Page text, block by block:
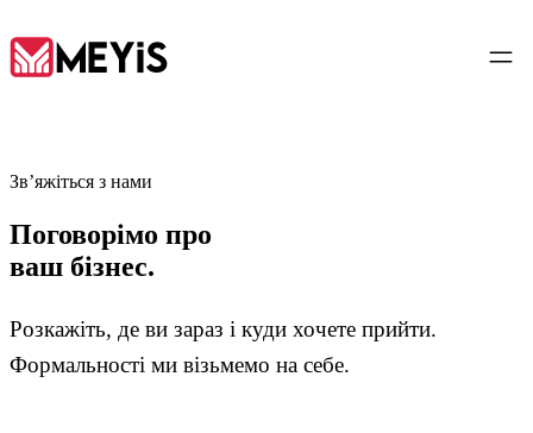
01Головна
Про нас
Зв’яжіться з нами
Поговорімо про
ваш бізнес.
Розкажіть, де ви зараз і куди хочете прийти.
Формальності ми візьмемо на себе.